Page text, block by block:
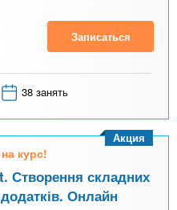
Записаться
38 занять
курс!
Створення складних
Онлайн
Акция